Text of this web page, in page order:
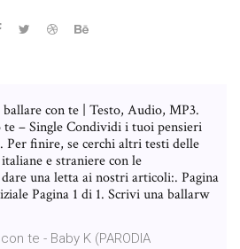
con te | Testo, Audio, MP3.
– Single Condividi i tuoi pensieri
Per finire, se cerchi altri testi delle
e straniere con le
una letta ai nostri articoli:. Pagina
Pagina 1 di 1. Scrivi una ballarw
te - Baby K (PARODIA